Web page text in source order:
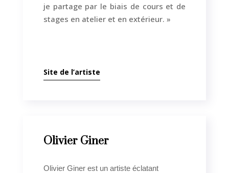
je partage par le biais de cours et de
stages en atelier et en extérieur. »
Site de l’artiste
Olivier Giner
Olivier Giner est un artiste éclatant